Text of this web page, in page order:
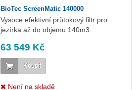
BioTec ScreenMatic 140000
Vysoce efektivní průtokový filtr pro
jezírka až do objemu 140m3.
63 549 Kč
Koupit
Není na skladě